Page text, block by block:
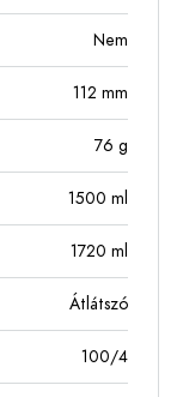
Nem
112 mm
76 g
1500 ml
1720 ml
Átlátszó
100/4